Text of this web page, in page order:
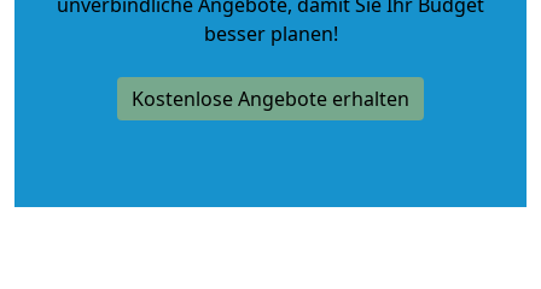
besser planen!
Kostenlose Angebote erhalten